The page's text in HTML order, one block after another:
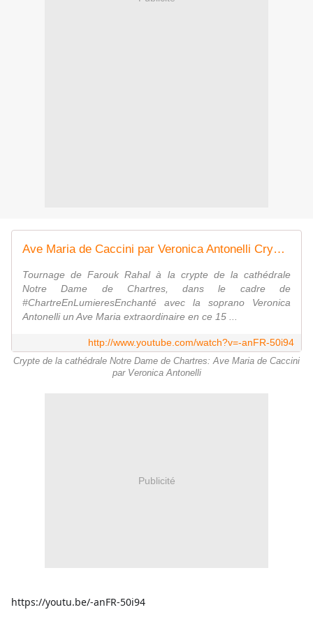
Ave Maria de Caccini par Veronica Antonelli Crypte Chartres film Farouk Rahal aout 2019
Tournage de Farouk Rahal à la crypte de la cathédrale
Notre Dame de Chartres, dans le cadre de
#ChartreEnLumieresEnchanté avec la soprano Veronica
Antonelli un Ave Maria extraordinaire en ce 15 ...
http://www.youtube.com/watch?v=-anFR-50i94
Crypte de la cathédrale Notre Dame de Chartres: Ave Maria de Caccini
par Veronica Antonelli
Publicité
https://youtu.be/-anFR-50i94